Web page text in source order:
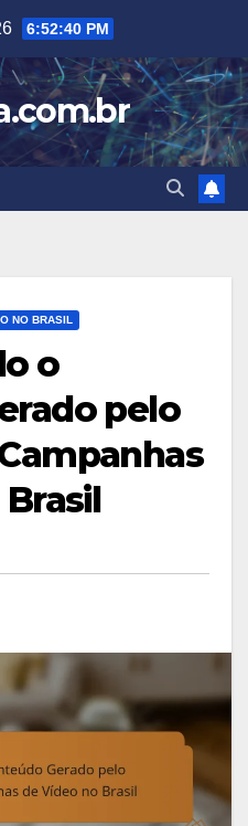
6:52:41 PM
NO BRASIL
o
pelo